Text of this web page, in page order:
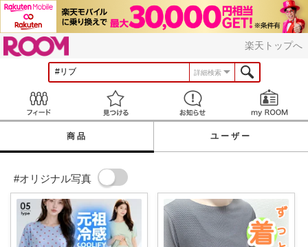
楽天トップへ
詳細検索
見つける お知らせ
商品 ユーザー
#オリジナル写真